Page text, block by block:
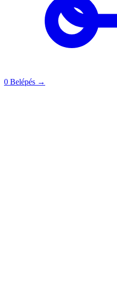
0 Belépés →